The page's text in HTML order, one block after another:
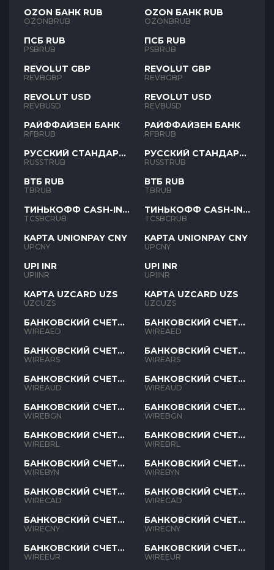
OZON БАНК RUB
OZONBRUB
ПСБ RUB
PSBRUB
REVOLUT GBP
REVBGBP
REVOLUT USD
REVBUSD
РАЙФФАЙЗЕН БАНК
RFBRUB
РУССКИЙ СТАНДАРТ
RUB
RUSSTRUB
ВТБ RUB
TBRUB
ТИНЬКОФФ CASH-IN
RUB
TCSBCRUB
КАРТА UNIONPAY CNY
UPCNY
UPI INR
UPIINR
КАРТА UZCARD UZS
UZCUZS
БАНКОВСКИЙ СЧЕТ
AED
WIREAED
БАНКОВСКИЙ СЧЕТ
ARS
WIREARS
БАНКОВСКИЙ СЧЕТ
AUD
WIREAUD
БАНКОВСКИЙ СЧЕТ
BGN
WIREBGN
БАНКОВСКИЙ СЧЕТ
BRL
WIREBRL
БАНКОВСКИЙ СЧЕТ
BYN
WIREBYN
БАНКОВСКИЙ СЧЕТ
CAD
WIRECAD
БАНКОВСКИЙ СЧЕТ
CNY
WIRECNY
БАНКОВСКИЙ СЧЕТ
EUR
WIREEUR
OZON БАНК RUB
OZONBRUB
ПСБ RUB
PSBRUB
REVOLUT GBP
REVBGBP
REVOLUT USD
REVBUSD
РАЙФФАЙЗЕН БАНК
RFBRUB
РУССКИЙ СТАНДАРТ
RUB
RUSSTRUB
ВТБ RUB
TBRUB
ТИНЬКОФФ CASH-IN
RUB
TCSBCRUB
КАРТА UNIONPAY CNY
UPCNY
UPI INR
UPIINR
КАРТА UZCARD UZS
UZCUZS
БАНКОВСКИЙ СЧЕТ
AED
WIREAED
БАНКОВСКИЙ СЧЕТ
ARS
WIREARS
БАНКОВСКИЙ СЧЕТ
AUD
WIREAUD
БАНКОВСКИЙ СЧЕТ
BGN
WIREBGN
БАНКОВСКИЙ СЧЕТ
BRL
WIREBRL
БАНКОВСКИЙ СЧЕТ
BYN
WIREBYN
БАНКОВСКИЙ СЧЕТ
CAD
WIRECAD
БАНКОВСКИЙ СЧЕТ
CNY
WIRECNY
БАНКОВСКИЙ СЧЕТ
EUR
WIREEUR